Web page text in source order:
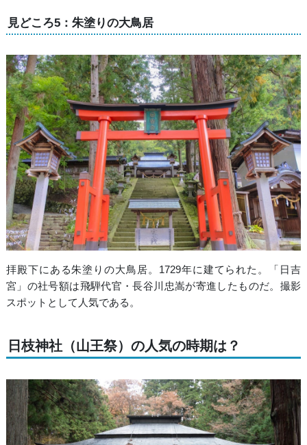
見どころ5：朱塗りの大鳥居
拝殿下にある朱塗りの大鳥居。1729年に建てられた。「日吉
宮」の社号額は飛騨代官・長谷川忠嵩が寄進したものだ。撮影
スポットとして人気である。
日枝神社（山王祭）の人気の時期は？